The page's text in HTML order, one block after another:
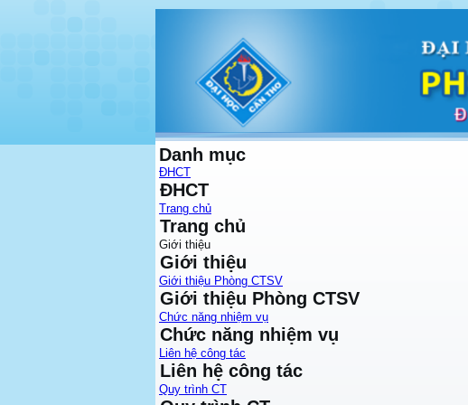
Danh mục
ĐHCT
ĐHCT
Trang chủ
Trang chủ
Giới thiệu
Giới thiệu
Giới thiệu Phòng CTSV
Giới thiệu Phòng CTSV
Chức năng nhiệm vụ
Chức năng nhiệm vụ
Liên hệ công tác
Liên hệ công tác
Quy trình CT